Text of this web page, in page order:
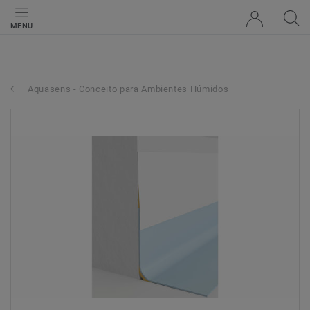
MENU
Aquasens - Conceito para Ambientes Húmidos